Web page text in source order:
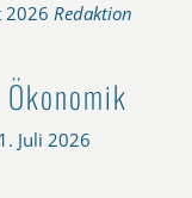
2026 Redaktion
Juli 2026